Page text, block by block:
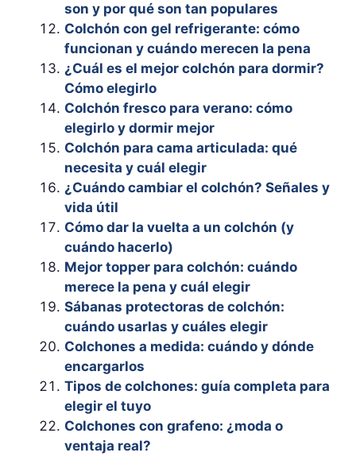
son y por qué son tan populares
Colchón con gel refrigerante: cómo
funcionan y cuándo merecen la pena
¿Cuál es el mejor colchón para dormir?
Cómo elegirlo
Colchón fresco para verano: cómo
elegirlo y dormir mejor
Colchón para cama articulada: qué
necesita y cuál elegir
¿Cuándo cambiar el colchón? Señales y
vida útil
Cómo dar la vuelta a un colchón (y
cuándo hacerlo)
Mejor topper para colchón: cuándo
merece la pena y cuál elegir
Sábanas protectoras de colchón:
cuándo usarlas y cuáles elegir
Colchones a medida: cuándo y dónde
encargarlos
Tipos de colchones: guía completa para
elegir el tuyo
Colchones con grafeno: ¿moda o
ventaja real?